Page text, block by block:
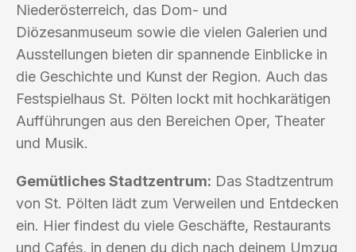
Niederösterreich, das Dom- und
Diözesanmuseum sowie die vielen Galerien und
Ausstellungen bieten dir spannende Einblicke in
die Geschichte und Kunst der Region. Auch das
Festspielhaus St. Pölten lockt mit hochkarätigen
Aufführungen aus den Bereichen Oper, Theater
und Musik.
Gemütliches Stadtzentrum: Das Stadtzentrum
von St. Pölten lädt zum Verweilen und Entdecken
ein. Hier findest du viele Geschäfte, Restaurants
und Cafés, in denen du dich nach deinem Umzug